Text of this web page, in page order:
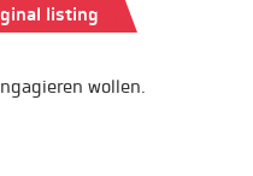
listing
wollen.